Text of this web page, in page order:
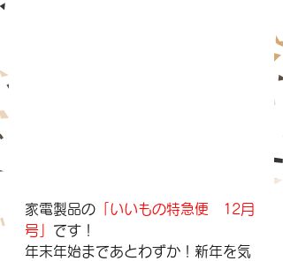
家電製品の 「いいもの特急便　12月
号」 です！
年末年始まであとわずか！新年を気